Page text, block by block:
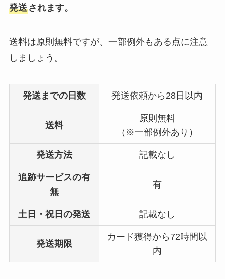
発送されます。
送料は原則無料ですが、一部例外もある点に注意
しましょう。
発送までの日数 発送依頼から28日以内
送料
原則無料
（※一部例外あり）
発送方法 記載なし
追跡サービスの有
無
有
土日・祝日の発送 記載なし
発送期限
カード獲得から72時間以
内